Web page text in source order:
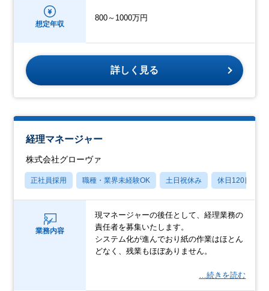
想定年収
800～1000万円
詳しく見る
経理マネージャー
株式会社グローヴァ
正社員採用 職種・業界未経験OK 土日祝休み 休日120日以上
業務内容
現マネージャーの後任として、経理業務の
責任者を募集いたします。
システム化が進んでおり紙の作業はほとん
どなく、残業もほぼありません。
…続きを読む